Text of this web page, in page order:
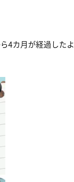
4カ月が経過したよ